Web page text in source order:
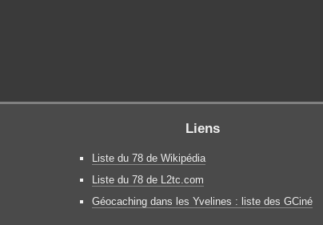
Liens
Liste du 78 de Wikipédia
Liste du 78 de L2tc.com
Géocaching dans les Yvelines : liste des GCiné